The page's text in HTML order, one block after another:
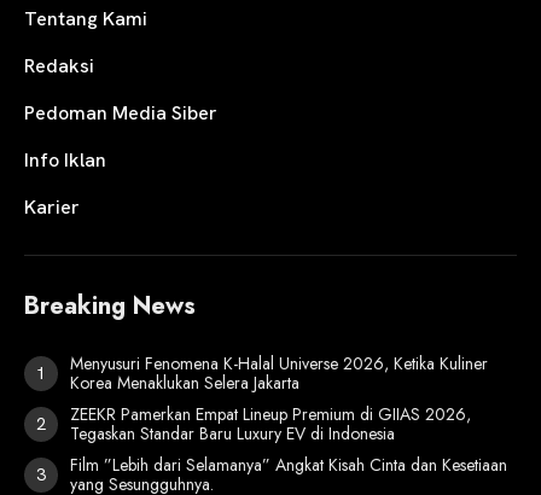
Tentang Kami
Redaksi
Pedoman Media Siber
Info Iklan
Karier
Breaking News
Menyusuri Fenomena K-Halal Universe 2026, Ketika Kuliner
Korea Menaklukan Selera Jakarta
ZEEKR Pamerkan Empat Lineup Premium di GIIAS 2026,
Tegaskan Standar Baru Luxury EV di Indonesia
Film ”Lebih dari Selamanya” Angkat Kisah Cinta dan Kesetiaan
yang Sesungguhnya.